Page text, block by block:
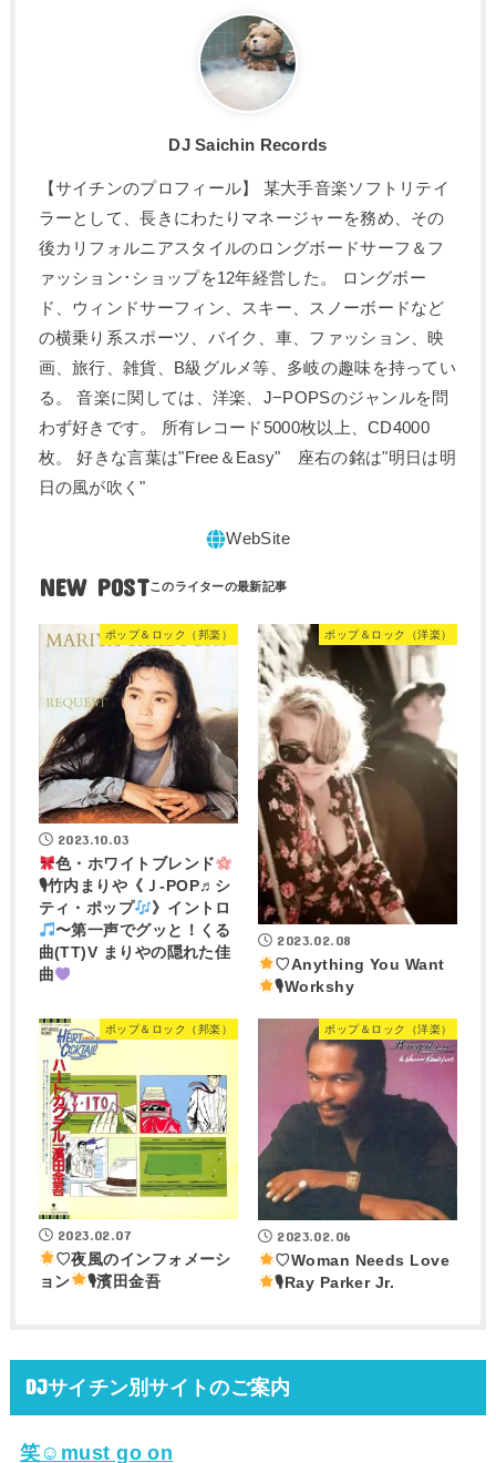
DJ Saichin Records
【サイチンのプロフィール】 某大手音楽ソフトリテイ
ラーとして、長きにわたりマネージャーを務め、その
後カリフォルニアスタイルのロングボードサーフ＆フ
ァッション･ショップを12年経営した。 ロングボー
ド、ウィンドサーフィン、スキー、スノーボードなど
の横乗り系スポーツ、バイク、車、ファッション、映
画、旅行、雑貨、B級グルメ等、多岐の趣味を持ってい
る。 音楽に関しては、洋楽、J−POPSのジャンルを問
わず好きです。 所有レコード5000枚以上、CD4000
枚。 好きな言葉は"Free＆Easy" 座右の銘は"明日は明
日の風が吹く"
NEW POST
ポップ＆ロック（邦楽）
2023.10.03
色・ホワイトブレンド
🎙竹内まりや《Ｊ-POP♬シ
ティ・ポップ
》イントロ
〜第一声でグッと！くる
曲(TT)V まりやの隠れた佳
曲
ポップ＆ロック（洋楽）
2023.02.08
♡Anything You Want
🎙Workshy
ポップ＆ロック（邦楽）
2023.02.07
♡夜風のインフォメーシ
ョン
🎙濱田金吾
ポップ＆ロック（洋楽）
2023.02.06
♡Woman Needs Love
🎙Ray Parker Jr.
DJサイチン別サイトのご案内
笑☺must go on